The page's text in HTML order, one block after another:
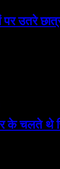
पर उतरे
के चलते थे